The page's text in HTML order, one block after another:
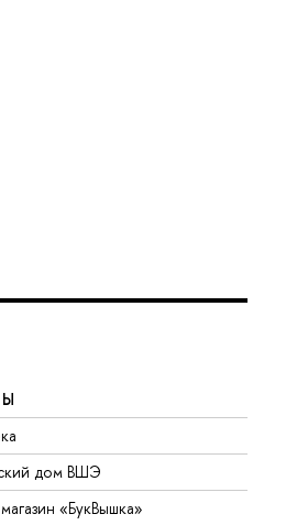
дом ВШЭ
«БукВышка»